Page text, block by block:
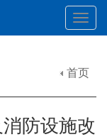
首页
防设施改